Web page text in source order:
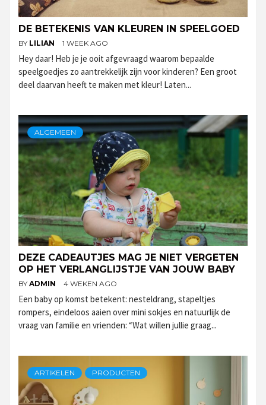
DE BETEKENIS VAN KLEUREN IN SPEELGOED
BY LILIAN 1 WEEK AGO
Hey daar! Heb je je ooit afgevraagd waarom bepaalde
speelgoedjes zo aantrekkelijk zijn voor kinderen? Een groot
deel daarvan heeft te maken met kleur! Laten...
ALGEMEEN
DEZE CADEAUTJES MAG JE NIET VERGETEN
OP HET VERLANGLIJSTJE VAN JOUW BABY
BY ADMIN 4 WEKEN AGO
Een baby op komst betekent: nesteldrang, stapeltjes
rompers, eindeloos aaien over mini sokjes en natuurlijk de
vraag van familie en vrienden: “Wat willen jullie graag...
ARTIKELEN PRODUCTEN